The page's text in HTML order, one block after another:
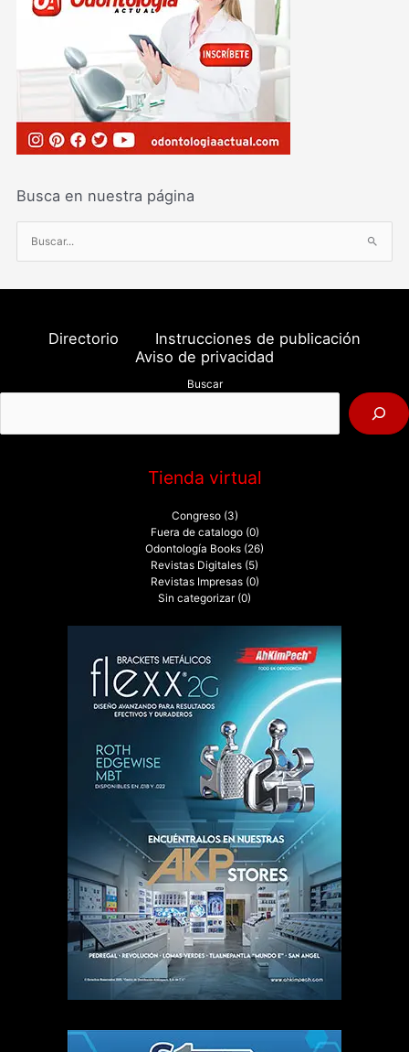
Busca en nuestra página
u
s
o
:
Directorio
Instrucciones de publicación
Aviso de privacidad
Buscar
Tienda virtual
Congreso (3)
Fuera de catalogo (0)
Odontología Books (26)
Revistas Digitales (5)
Revistas Impresas (0)
Sin categorizar (0)